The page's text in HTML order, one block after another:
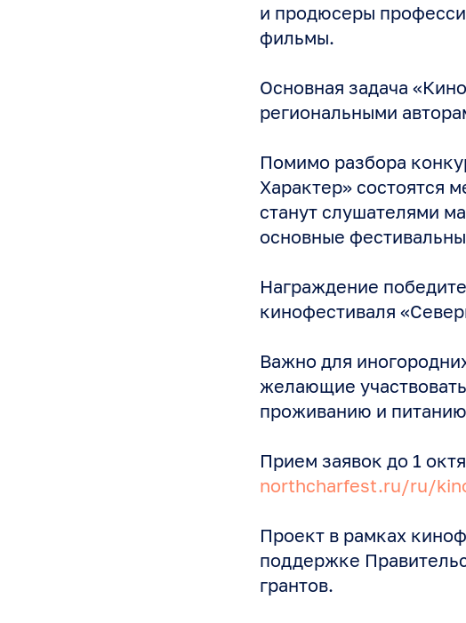
и продюсеры
фильмы.
Основная задача
региональными
Помимо разбора
Характер» состоятся
станут слушателями
основные
Награждение
кинофестиваля
Важно для
желающие
проживанию и
Прием заявок до 1
northcharfest.ru/ru/
Проект в рамках
поддержке
грантов.